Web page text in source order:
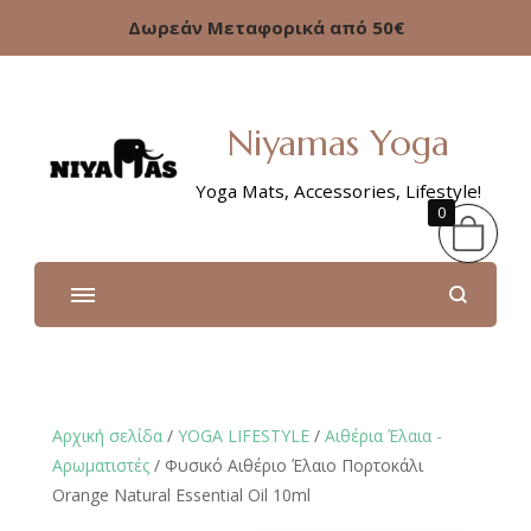
Δωρεάν Μεταφορικά από 50€
Niyamas Yoga
Yoga Mats, Accessories, Lifestyle!
Αρχική σελίδα / YOGA LIFESTYLE / Αιθέρια Έλαια -
Αρωματιστές / Φυσικό Αιθέριο Έλαιο Πορτοκάλι
Orange Natural Essential Oil 10ml
0